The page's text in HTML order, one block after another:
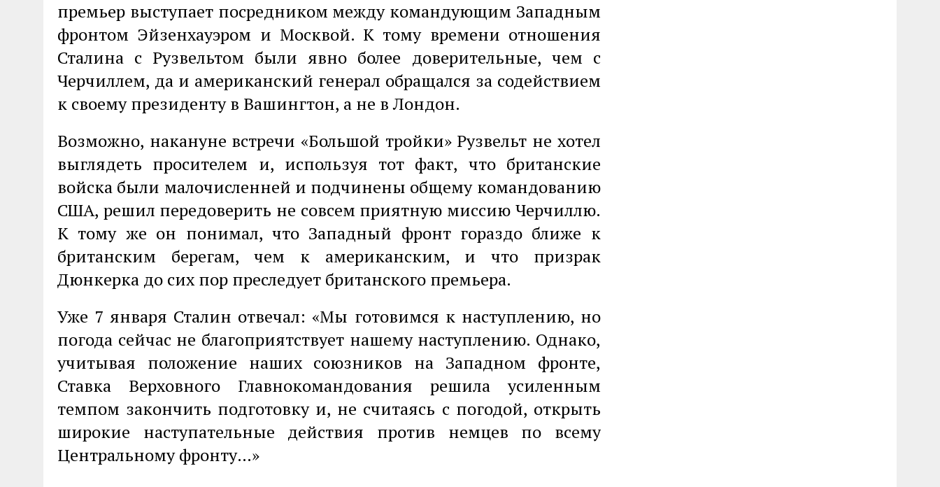
премьер выступает посредником между командующим Западным
фронтом Эйзенхауэром и Москвой. К тому времени отношения
Сталина с Рузвельтом были явно более доверительные, чем с
Черчиллем, да и американский генерал обращался за содействием
к своему президенту в Вашингтон, а не в Лондон.
Возможно, накануне встречи «Большой тройки» Рузвельт не хотел
выглядеть просителем и, используя тот факт, что британские
войска были малочисленней и подчинены общему командованию
США, решил передоверить не совсем приятную миссию Черчиллю.
К тому же он понимал, что Западный фронт гораздо ближе к
британским берегам, чем к американским, и что призрак
Дюнкерка до сих пор преследует британского премьера.
Уже 7 января Сталин отвечал: «Мы готовимся к наступлению, но
погода сейчас не благоприятствует нашему наступлению. Однако,
учитывая положение наших союзников на Западном фронте,
Ставка Верховного Главнокомандования решила усиленным
темпом закончить подготовку и, не считаясь с погодой, открыть
широкие наступательные действия против немцев по всему
Центральному фронту…»